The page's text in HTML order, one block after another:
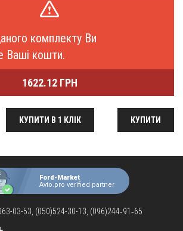
комплекту Ви
Ваші кошти.
1622.12 ГРН
КУПИТИ
КУПИТИ В 1 КЛІК
Ford-Market
Avto.pro verified partner
03-53, (050)524-30-13, (096)244‑91‑65